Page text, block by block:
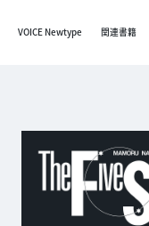
VOICE Newtype 関連書籍